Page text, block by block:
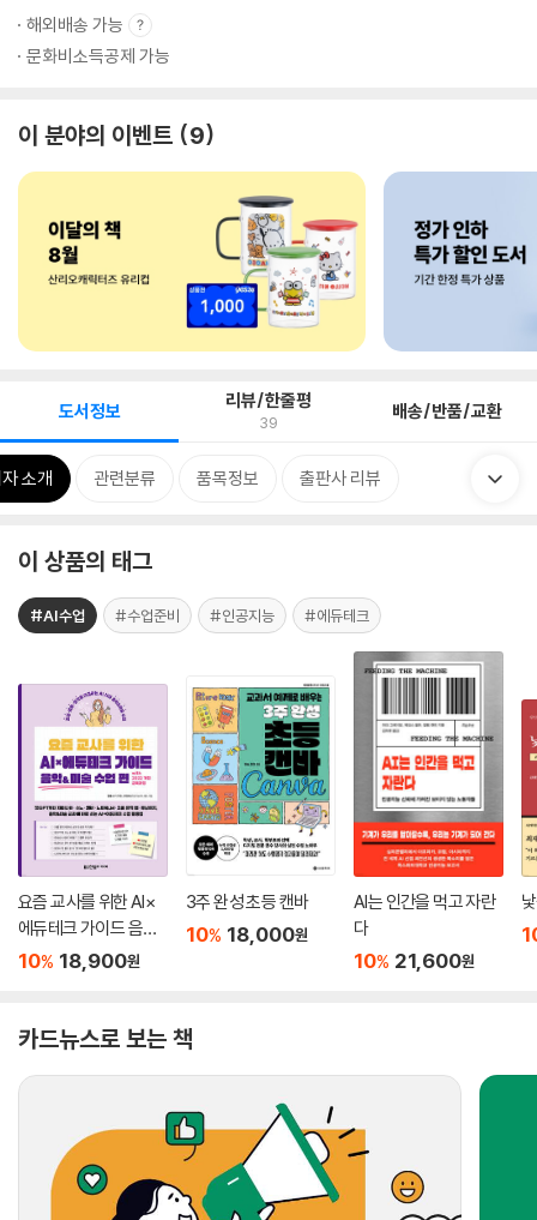
해외배송 가능
문화비소득공제 가능
이 분야의 이벤트 9
도서정보 리뷰/한줄평
39 배송/반품/교환
소개 관련분류 품목정보 출판사 리뷰
이 상품의 태그
#AI수업 #수업준비 #인공지능 #에듀테크
요즘 교사를 위한 AI×
에듀테크 가이드 음악
&미술 수업 편 with 20
10% 18,900원
3주 완성 초등 캔바
10% 18,000원
AI는 인간을 먹고 자란
다
10% 21,600원
카드뉴스로 보는 책